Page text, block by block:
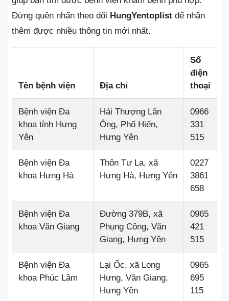
Đừng quên nhấn theo dõi HungYentoplist để nhận
thêm được nhiều thông tin mới nhất.
Tên bệnh viện Địa chỉ
Số
điện
thoại
Bệnh viện Đa
khoa tỉnh Hưng
Yên
Hải Thượng Lãn
Ông, Phố Hiến,
Hưng Yên
0966
331
515
Bệnh viện Đa
khoa Hưng Hà
Thôn Tư La, xã
Hưng Hà, Hưng Yên
0227
3861
658
Bệnh viện Đa
khoa Văn Giang
Đường 379B, xã
Phụng Công, Văn
Giang, Hưng Yên
0965
421
515
Bệnh viện Đa
khoa Phúc Lâm
Lại Ốc, xã Long
Hưng, Văn Giang,
Hưng Yên
0965
695
115